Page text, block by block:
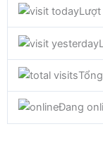
e
b
o
t
t
e
Lượt
Đang